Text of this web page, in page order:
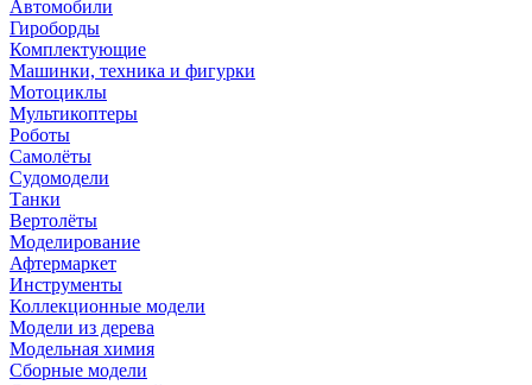
Автомобили
Гироборды
Комплектующие
Машинки, техника и фигурки
Мотоциклы
Мультикоптеры
Роботы
Самолёты
Судомодели
Танки
Вертолёты
Моделирование
Афтермаркет
Инструменты
Коллекционные модели
Модели из дерева
Модельная химия
Сборные модели